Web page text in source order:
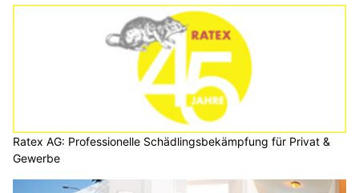
Ratex AG: Professionelle Schädlingsbekämpfung für Privat &
Gewerbe